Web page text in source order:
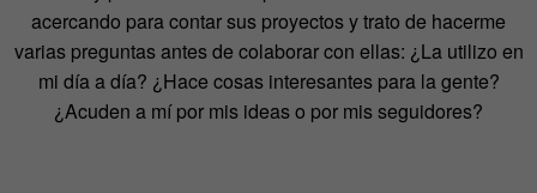
acercando para contar sus proyectos y trato de hacerme
varias preguntas antes de colaborar con ellas: ¿La utilizo en
mi día a día? ¿Hace cosas interesantes para la gente?
¿Acuden a mí por mis ideas o por mis seguidores?